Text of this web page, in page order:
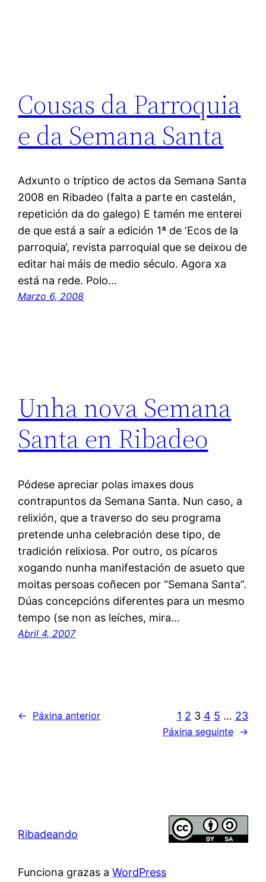
Cousas da Parroquia
e da Semana Santa
Adxunto o tríptico de actos da Semana Santa
2008 en Ribadeo (falta a parte en castelán,
repetición da do galego) E tamén me enterei
de que está a saír a edición 1ª de ‘Ecos de la
parroquia‘, revista parroquial que se deixou de
editar hai máis de medio século. Agora xa
está na rede. Polo…
Marzo 6, 2008
Unha nova Semana
Santa en Ribadeo
Pódese apreciar polas imaxes dous
contrapuntos da Semana Santa. Nun caso, a
relixión, que a traverso do seu programa
pretende unha celebración dese tipo, de
tradición relixiosa. Por outro, os pícaros
xogando nunha manifestación de asueto que
moitas persoas coñecen por “Semana Santa”.
Dúas concepcións diferentes para un mesmo
tempo (se non as leíches, mira…
Abril 4, 2007
← Páxina anterior 1 2 3 4 5 … 23
Páxina seguinte →
Ribadeando
Funciona grazas aWordPress